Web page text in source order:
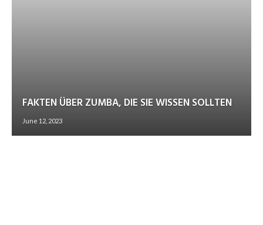
FAKTEN ÜBER ZUMBA, DIE SIE WISSEN SOLLTEN
June 12, 2023